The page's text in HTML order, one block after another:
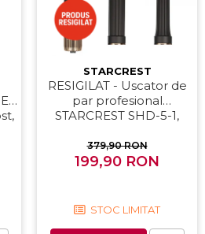
STARCREST
RESIGILAT - Uscator de
par profesional
STARCREST SHD-5-1,
incluse, 3 Trepte de
viteza, 3 Trepte de
379,90 RON
199,90 RON
STOC LIMITAT